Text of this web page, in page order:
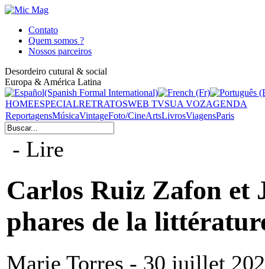
Contato
Quem somos ?
Nossos parceiros
Desordeiro cutural & social
Europa & América Latina
HOMEESPECIALRETRATOSWEB TVSUA VOZAGENDA
ReportagensMúsicaVintageFoto/CineArtsLivrosViagensParis
- Lire
Carlos Ruiz Zafon et
phares de la
Marie Torres - 30 juillet